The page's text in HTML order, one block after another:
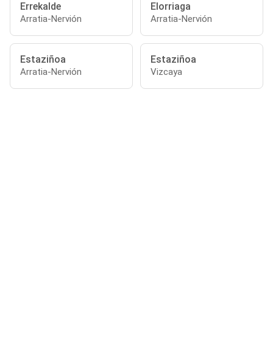
Errekalde
Arratia-Nervión
Elorriaga
Arratia-Nervión
Estaziñoa
Arratia-Nervión
Estaziñoa
Vizcaya